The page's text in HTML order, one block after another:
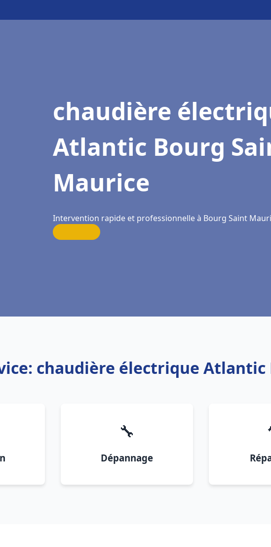
chaudière
Atlantic Bourg
Maurice
Intervention rapide et professionnelle à Bourg Saint
chaudière électrique
🔧
Dépannage